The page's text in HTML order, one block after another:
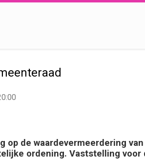
op de waardevermeerdering
ordening. Vaststelling